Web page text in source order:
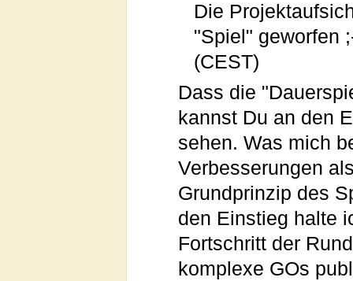
Die
"Spiel" geworfen
(CEST)
Dass die
kannst Du an den
sehen. Was mich
Verbesserungen
Grundprinzip des
den Einstieg halte
Fortschritt der
komplexe GOs